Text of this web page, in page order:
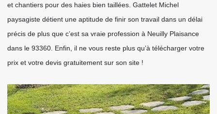
et chantiers pour des haies bien taillées. Gattelet Michel
paysagiste détient une aptitude de finir son travail dans un délai
précis de plus que c’est sa vraie profession à Neuilly Plaisance
dans le 93360. Enfin, il ne vous reste plus qu’à télécharger votre
prix et votre devis gratuitement sur son site !